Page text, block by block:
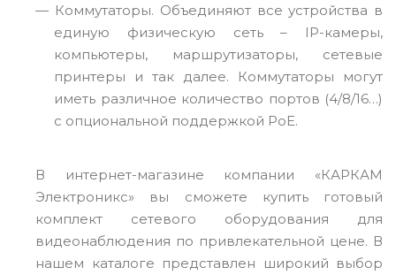
Коммутаторы. Объединяют все устройства в
единую физическую сеть – IP-камеры,
компьютеры, маршрутизаторы, сетевые
принтеры и так далее. Коммутаторы могут
иметь различное количество портов (4/8/16…)
с опциональной поддержкой PoE.
В интернет-магазине компании «КАРКАМ
Электроникс» вы сможете купить готовый
комплект сетевого оборудования для
видеонаблюдения по привлекательной цене. В
нашем каталоге представлен широкий выбор